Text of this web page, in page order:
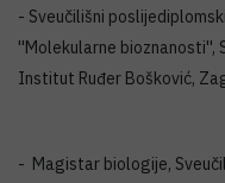
- Sveučilišni
''Molekularne bioznanosti'',
Institut Ruđer Bošković,
- Magistar biologije,